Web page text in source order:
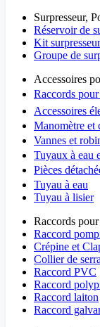
Surpresseur,
Réservoir de
Kit surpresseur
Groupe de
Accessoires
Raccords
Accessoires
Manomètre et
Vannes et
Tuyaux à eau
Pièces
Tuyau à eau
Tuyau à lisier
Raccords
Raccord
Crépine et
Collier de
Raccord PVC
Raccord
Raccord laiton
Raccord